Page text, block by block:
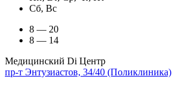
Сб, Вс
8 — 20
8 — 14
Медицинский Di Центр
пр-т Энтузиастов, 34/40 (Поликлиника)